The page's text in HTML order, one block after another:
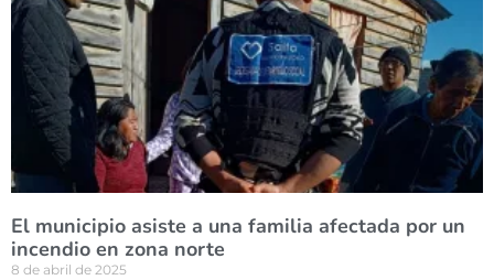
El municipio asiste a una familia afectada por un
incendio en zona norte
8 de abril de 2025